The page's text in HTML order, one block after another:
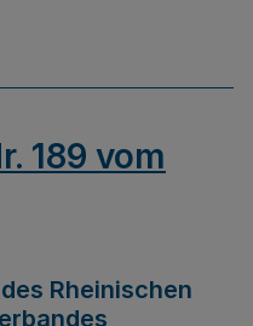
189 vom
Rheinischen